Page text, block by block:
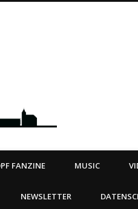
FANZINE MUSIC
NEWSLETTER